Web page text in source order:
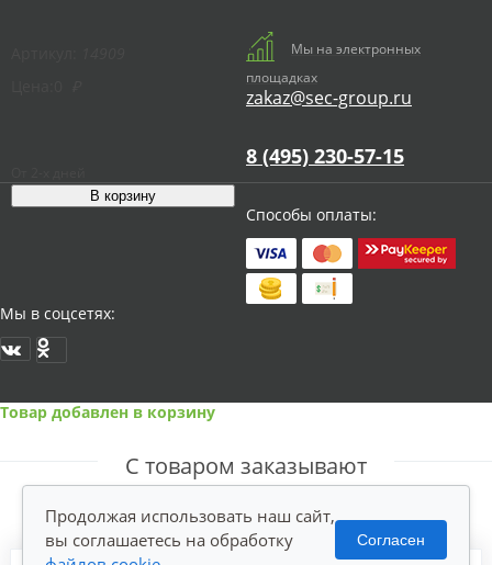
Мы на электронных
площадках
zakaz@sec-group.ru
8 (495) 230-57-15
Способы оплаты:
Мы в соцсетях:
Товар добавлен в корзину
С товаром заказывают
Продолжая использовать наш сайт,
вы соглашаетесь на обработку
Согласен